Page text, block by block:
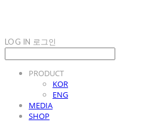
LOG IN 로그인
PRODUCT
KOR
ENG
MEDIA
SHOP